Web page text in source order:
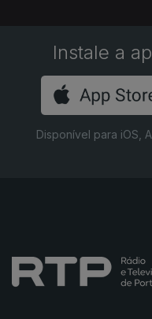
Instale a
Disponível para iOS,